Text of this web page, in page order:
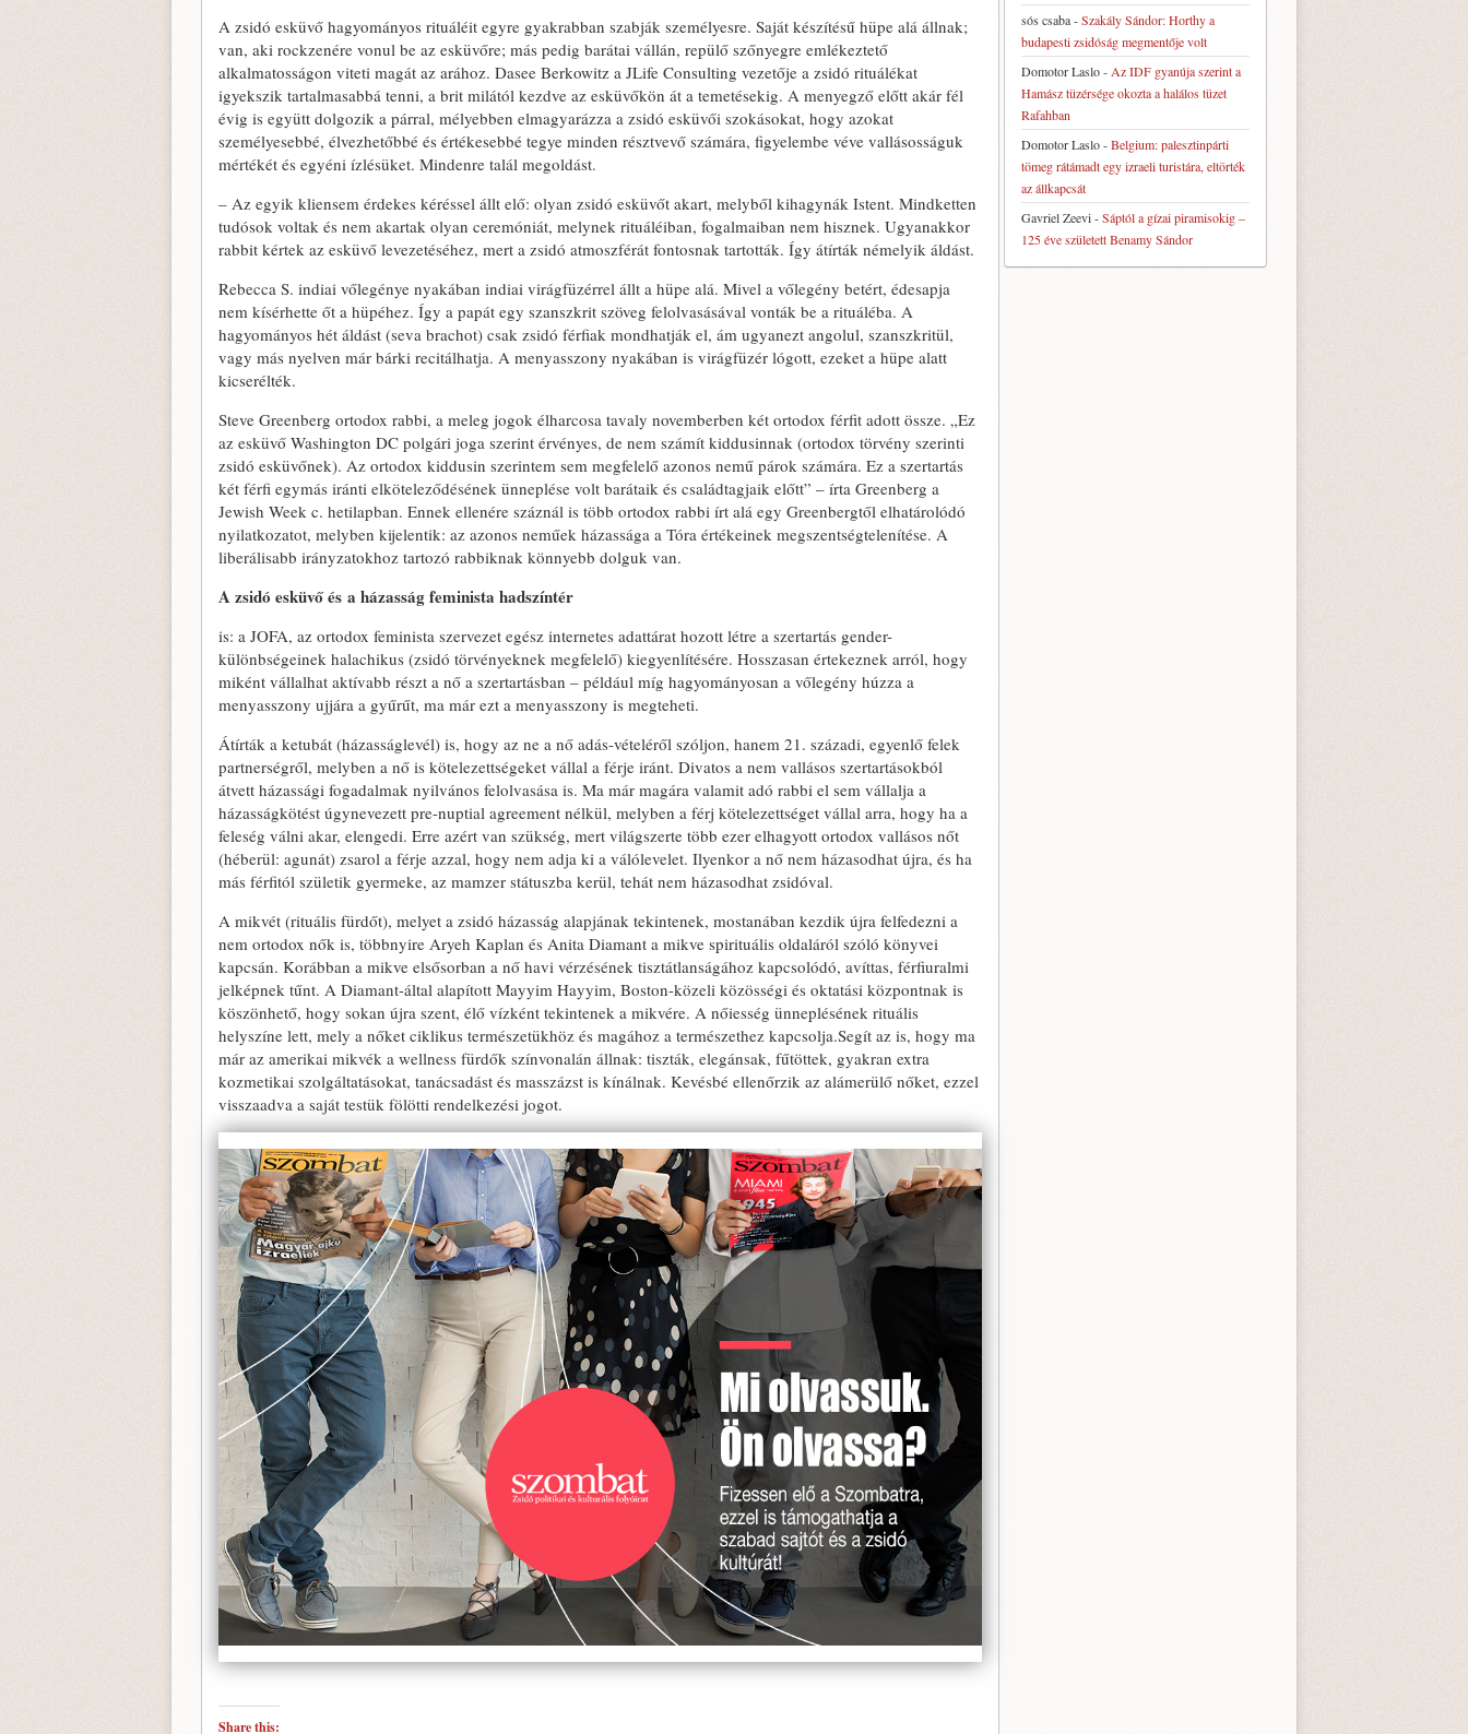
A zsidó esküvő hagyományos rituáléit egyre gyakrabban szabják személyesre. Saját készítésű hüpe alá állnak;
van, aki rockzenére vonul be az esküvőre; más pedig barátai vállán, repülő szőnyegre emlékeztető
alkalmatosságon viteti magát az arához. Dasee Berkowitz a JLife Consulting vezetője a zsidó rituálékat
igyekszik tartalmasabbá tenni, a brit milától kezdve az esküvőkön át a temetésekig. A menyegző előtt akár fél
évig is együtt dolgozik a párral, mélyebben elmagyarázza a zsidó esküvői szokásokat, hogy azokat
személyesebbé, élvezhetőbbé és értékesebbé tegye minden résztvevő számára, figyelembe véve vallásosságuk
mértékét és egyéni ízlésüket. Mindenre talál megoldást.
– Az egyik kliensem érdekes kéréssel állt elő: olyan zsidó esküvőt akart, melyből kihagynák Istent. Mindketten
tudósok voltak és nem akartak olyan ceremóniát, melynek rituáléiban, fogalmaiban nem hisznek. Ugyanakkor
rabbit kértek az esküvő levezetéséhez, mert a zsidó atmoszférát fontosnak tartották. Így átírták némelyik áldást.
Rebecca S. indiai vőlegénye nyakában indiai virágfüzérrel állt a hüpe alá. Mivel a vőlegény betért, édesapja
nem kísérhette őt a hüpéhez. Így a papát egy szanszkrit szöveg felolvasásával vonták be a rituáléba. A
hagyományos hét áldást (seva brachot) csak zsidó férfiak mondhatják el, ám ugyanezt angolul, szanszkritül,
vagy más nyelven már bárki recitálhatja. A menyasszony nyakában is virágfüzér lógott, ezeket a hüpe alatt
kicserélték.
Steve Greenberg ortodox rabbi, a meleg jogok élharcosa tavaly novemberben két ortodox férfit adott össze. „Ez
az esküvő Washington DC polgári joga szerint érvényes, de nem számít kiddusinnak (ortodox törvény szerinti
zsidó esküvőnek). Az ortodox kiddusin szerintem sem megfelelő azonos nemű párok számára. Ez a szertartás
két férfi egymás iránti elköteleződésének ünneplése volt barátaik és családtagjaik előtt” – írta Greenberg a
Jewish Week c. hetilapban. Ennek ellenére száznál is több ortodox rabbi írt alá egy Greenbergtől elhatárolódó
nyilatkozatot, melyben kijelentik: az azonos neműek házassága a Tóra értékeinek megszentségtelenítése. A
liberálisabb irányzatokhoz tartozó rabbiknak könnyebb dolguk van.
A zsidó esküvő és a házasság feminista hadszíntér
is: a JOFA, az ortodox feminista szervezet egész internetes adattárat hozott létre a szertartás gender-
különbségeinek halachikus (zsidó törvényeknek megfelelő) kiegyenlítésére. Hosszasan értekeznek arról, hogy
miként vállalhat aktívabb részt a nő a szertartásban – például míg hagyományosan a vőlegény húzza a
menyasszony ujjára a gyűrűt, ma már ezt a menyasszony is megteheti.
Átírták a ketubát (házasságlevél) is, hogy az ne a nő adás-vételéről szóljon, hanem 21. századi, egyenlő felek
partnerségről, melyben a nő is kötelezettségeket vállal a férje iránt. Divatos a nem vallásos szertartásokból
átvett házassági fogadalmak nyilvános felolvasása is. Ma már magára valamit adó rabbi el sem vállalja a
házasságkötést úgynevezett pre-nuptial agreement nélkül, melyben a férj kötelezettséget vállal arra, hogy ha a
feleség válni akar, elengedi. Erre azért van szükség, mert világszerte több ezer elhagyott ortodox vallásos nőt
(héberül: agunát) zsarol a férje azzal, hogy nem adja ki a válólevelet. Ilyenkor a nő nem házasodhat újra, és ha
más férfitól születik gyermeke, az mamzer státuszba kerül, tehát nem házasodhat zsidóval.
A mikvét (rituális fürdőt), melyet a zsidó házasság alapjának tekintenek, mostanában kezdik újra felfedezni a
nem ortodox nők is, többnyire Aryeh Kaplan és Anita Diamant a mikve spirituális oldaláról szóló könyvei
kapcsán. Korábban a mikve elsősorban a nő havi vérzésének tisztátlanságához kapcsolódó, avíttas, férfiuralmi
jelképnek tűnt. A Diamant-által alapított Mayyim Hayyim, Boston-közeli közösségi és oktatási központnak is
köszönhető, hogy sokan újra szent, élő vízként tekintenek a mikvére. A nőiesség ünneplésének rituális
helyszíne lett, mely a nőket ciklikus természetükhöz és magához a természethez kapcsolja.Segít az is, hogy ma
már az amerikai mikvék a wellness fürdők színvonalán állnak: tiszták, elegánsak, fűtöttek, gyakran extra
kozmetikai szolgáltatásokat, tanácsadást és masszázst is kínálnak. Kevésbé ellenőrzik az alámerülő nőket, ezzel
visszaadva a saját testük fölötti rendelkezési jogot.
Share this:
sós csaba-Szakály Sándor: Horthy a
budapesti zsidóság megmentője volt
Domotor Laslo- Az IDF gyanúja szerint a
Hamász tüzérsége okozta a halálos tüzet
Rafahban
Domotor Laslo-Belgium: palesztinpárti
tömeg rátámadt egy izraeli turistára, eltörték
az állkapcsát
Gavriel Zeevi-Sáptól a gízai piramisokig –
125 éve született Benamy Sándor